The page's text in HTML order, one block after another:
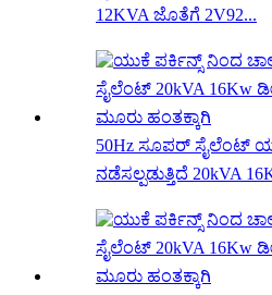
12KVA ಜೊತೆಗೆ 2V92...
50Hz ಸೂಪರ್ ಸೈಲೆಂಟ್
ನಡೆಸಲ್ಪಡುತ್ತಿದೆ 20kVA